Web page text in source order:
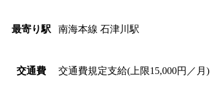
最寄り駅 南海本線 石津川駅
交通費 交通費規定支給(上限15,000円／月)